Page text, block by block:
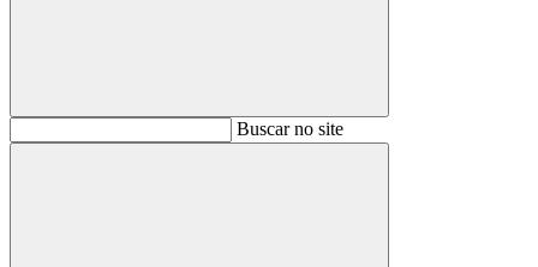
BuscarBuscar no site